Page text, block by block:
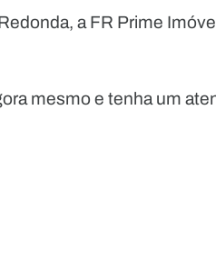
a FR Prime
mesmo e tenha um